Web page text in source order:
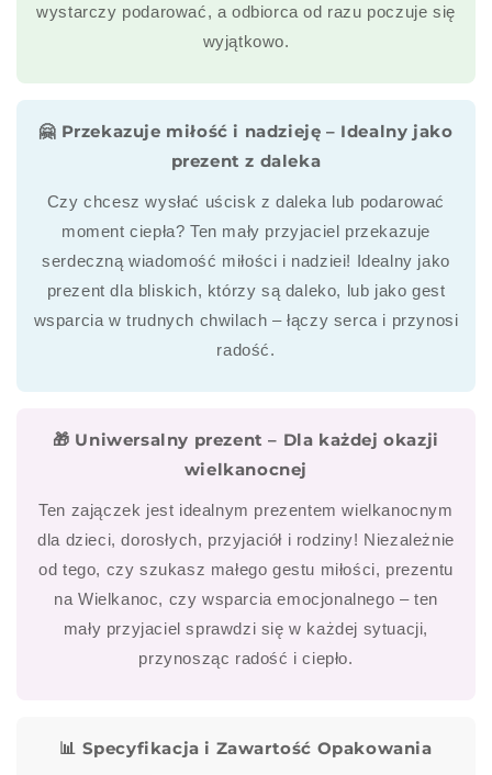
wystarczy podarować, a odbiorca od razu poczuje się
wyjątkowo.
🤗 Przekazuje miłość i nadzieję – Idealny jako
prezent z daleka
Czy chcesz wysłać uścisk z daleka lub podarować
moment ciepła? Ten mały przyjaciel przekazuje
serdeczną wiadomość miłości i nadziei! Idealny jako
prezent dla bliskich, którzy są daleko, lub jako gest
wsparcia w trudnych chwilach – łączy serca i przynosi
radość.
🎁 Uniwersalny prezent – Dla każdej okazji
wielkanocnej
Ten zajączek jest idealnym prezentem wielkanocnym
dla dzieci, dorosłych, przyjaciół i rodziny! Niezależnie
od tego, czy szukasz małego gestu miłości, prezentu
na Wielkanoc, czy wsparcia emocjonalnego – ten
mały przyjaciel sprawdzi się w każdej sytuacji,
przynosząc radość i ciepło.
📊 Specyfikacja i Zawartość Opakowania